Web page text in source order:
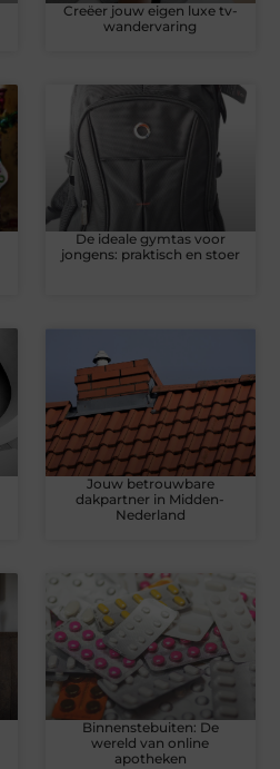
Creëer jouw eigen luxe tv-
wandervaring
De ideale gymtas voor
jongens: praktisch en stoer
Jouw betrouwbare
dakpartner in Midden-
Nederland
Binnenstebuiten: De
wereld van online
apotheken